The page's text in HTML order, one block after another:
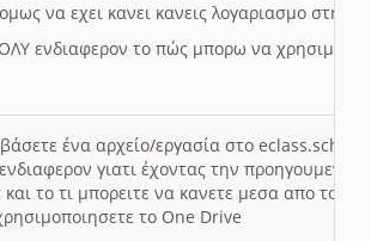
να εχει κανει κανεις λογαριασμο στη
ενδιαφερον το πώς μπορω να
ένα αρχείο/εργασία στο eclass.sch.gr
γιατι έχοντας την
το τι μπορειτε να κανετε μεσα απο το
το One Drive